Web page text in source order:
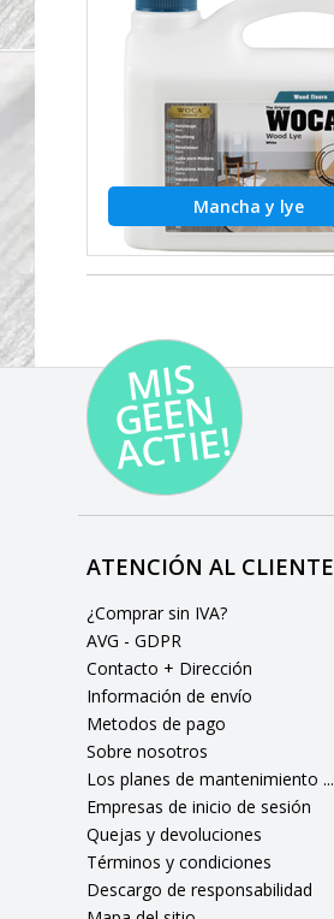
Mancha y lye
MI
S
G
E
E
N
A
C
TI
E!
ATENCIÓN AL CLIENTE
¿Comprar sin IVA?
AVG - GDPR
Contacto + Dirección
Información de envío
Metodos de pago
Sobre nosotros
Los planes de mantenimiento ...
Empresas de inicio de sesión
Quejas y devoluciones
Términos y condiciones
Descargo de responsabilidad